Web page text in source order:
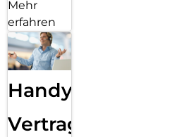
Mehr
erfahren
Handy
Vertragsabwicklung